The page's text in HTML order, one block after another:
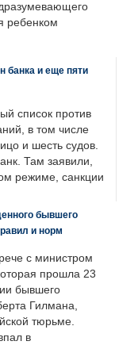
ребенком
банка и еще пяти
список против
в том числе
и шесть судов.
Там заявили,
режиме, санкции
бывшего
и норм
с министром
прошла 23
бывшего
Гилмана,
тюрьме.
в